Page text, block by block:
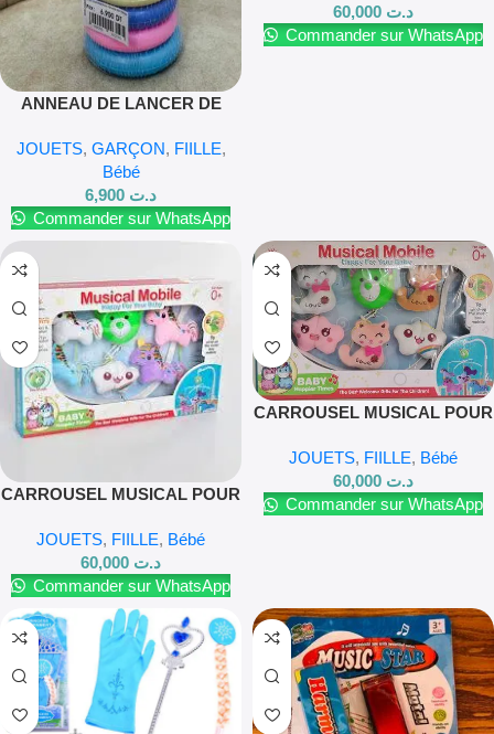
ANNEAU DE LANCER DE
JOUETS POUR EXERCER LES
CAPACITÉS MUSCULAIRES
ET CÉRÉBRALES
JOUETS, GARÇON, FIILLE,
Bébé
د.ت
Commander sur WhatsApp
د.ت
Commander sur WhatsApp
CARROUSEL MUSICAL POUR
JOUETS, FIILLE, Bébé
د.ت
Commander sur WhatsApp
CARROUSEL MUSICAL POUR
JOUETS, FIILLE, Bébé
د.ت
Commander sur WhatsApp